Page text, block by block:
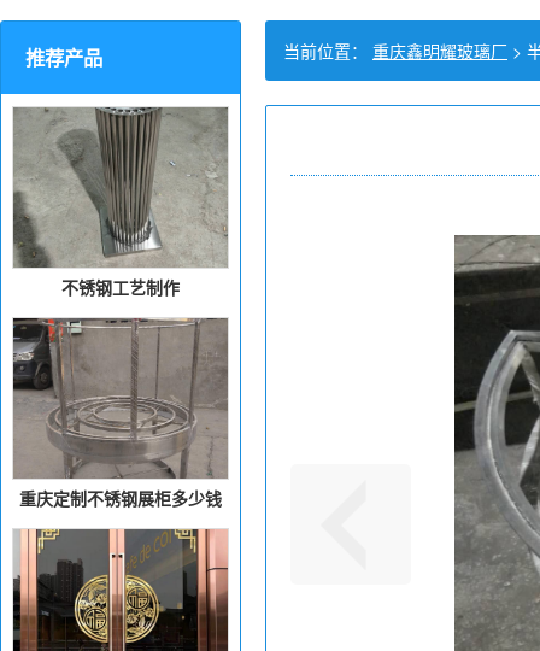
推荐产品
不锈钢工艺制作
重庆定制不锈钢展柜多少钱
当前位置： 重庆鑫明耀玻璃厂 >